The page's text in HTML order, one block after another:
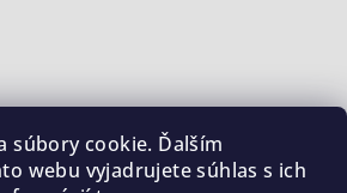
súbory cookie. Ďalším
webu vyjadrujete súhlas s ich